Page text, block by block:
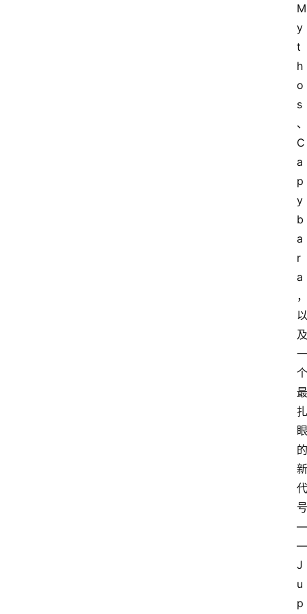
M
y
t
h
o
s
、
C
a
p
y
b
a
r
a
，
以
及
一
个
最
扎
眼
的
新
代
号
—
—
J
u
p